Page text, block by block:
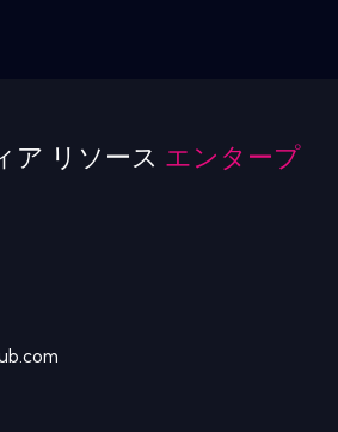
ア リソース エンタープ